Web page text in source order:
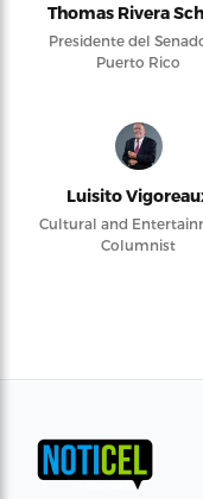
Thomas Rivera
Presidente del
Puerto Rico
Luisito
Cultural and
Columnist